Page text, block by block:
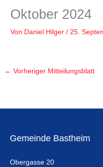
Oktober 2024
Von Daniel Hilger/ 25.
← Vorheriger Mitteilungsblatt
Gemeinde Bastheim
Obergasse 20